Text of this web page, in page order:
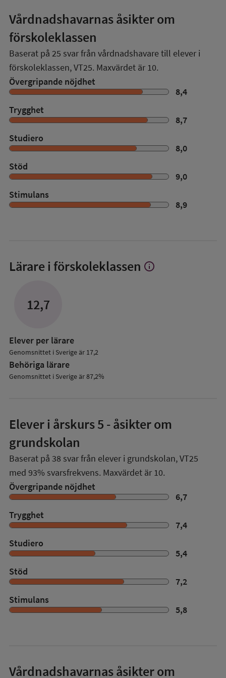
Vårdnadshavarnas åsikter om
förskoleklassen
Baserat på 25 svar från vårdnadshavare till elever i
förskoleklassen,VT25. Maxvärdet är 10.
Övergripande nöjdhet
8,4
Trygghet
8,7
Studiero
8,0
Stöd
9,0
Stimulans
8,9
Lärare i förskoleklassen Visa
info
12,7
Elever per lärare
Genomsnittet i Sverige är 17,2
Behöriga lärare
Genomsnittet i Sverige är 87,2%
Elever i årskurs 5 - åsikter om
grundskolan
Baserat på 38 svar från elever i grundskolan,VT25
med 93% svarsfrekvens. Maxvärdet är 10.
Övergripande nöjdhet
6,7
Trygghet
7,4
Studiero
5,4
Stöd
7,2
Stimulans
5,8
Vårdnadshavarnas åsikter om